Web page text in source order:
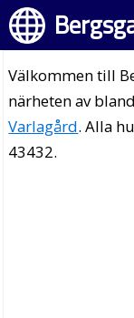
Välkommen till
närheten av
Varlagård. Alla
43432.